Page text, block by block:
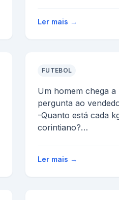
Ler mais →
FUTEBOL
Um homem chega
pergunta ao
-Quanto está cada
corintiano?
-E o de santista?
Ler mais →